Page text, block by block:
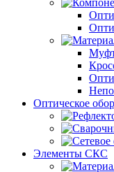
Оптическое
Элементы СКС